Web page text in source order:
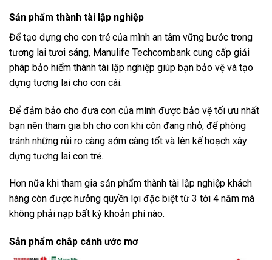
Sản phẩm thành tài lập nghiệp
Để tạo dựng cho con trẻ của mình an tâm vững bước trong
tương lai tươi sáng, Manulife Techcombank cung cấp giải
pháp bảo hiểm thành tài lập nghiệp giúp bạn bảo vệ và tạo
dựng tương lai cho con cái.
Để đảm bảo cho đưa con của mình được bảo vệ tối ưu nhất
bạn nên tham gia bh cho con khi còn đang nhỏ, để phòng
tránh những rủi ro càng sớm càng tốt và lên kế hoạch xây
dựng tương lai con trẻ.
Hơn nữa khi tham gia sản phẩm thành tài lập nghiệp khách
hàng còn được hưởng quyền lợi đặc biệt từ 3 tới 4 năm mà
không phải nạp bất kỳ khoản phí nào.
Sản phẩm chắp cánh ước mơ